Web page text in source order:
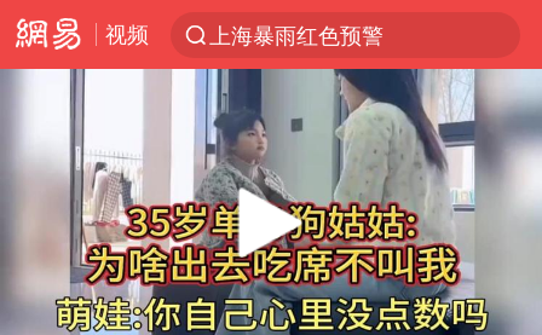
视频
上海暴雨红色预警
上海：5号线16号线浦江线全线停运
上海全域长途客运班次全部停运
《披荆斩棘2026》阵容官宣
王艺迪无缘横滨赛决赛